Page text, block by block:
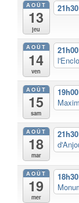
AOÛT
13
jeu
21h30
AOÛT
14
ven
21h00
AOÛT
15
sam
19h00
AOÛT
18
mar
21h30
AOÛT
19
mer
18h30